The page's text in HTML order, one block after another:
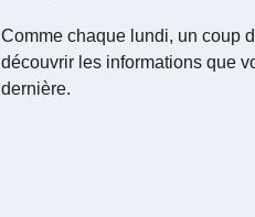
Comme chaque lundi, un coup
découvrir les informations que
dernière.